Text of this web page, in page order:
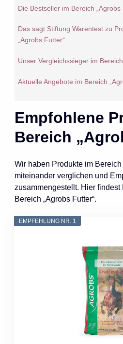
Die Bestseller im Bereich „Agrobs
Das sagt Stiftung Warentest zu
„Agrobs Futter“
Unser Vergleichssieger im
Aktuelle Angebote im Bereich
Empfohlene
Bereich
Wir haben Produkte im Bereich
miteinander verglichen und
zusammengestellt. Hier findest
Bereich „Agrobs Futter“.
EMPFEHLUNG NR. 1